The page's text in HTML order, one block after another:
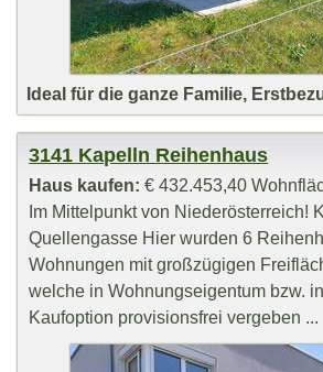
Ideal für die ganze Familie,
3141 Kapelln Reihenhaus
Haus kaufen: € 432.453,40
Im Mittelpunkt von Niederösterreich!
Quellengasse Hier wurden 6
Wohnungen mit großzügigen
welche in Wohnungseigentum bzw.
Kaufoption provisionsfrei vergeben ...